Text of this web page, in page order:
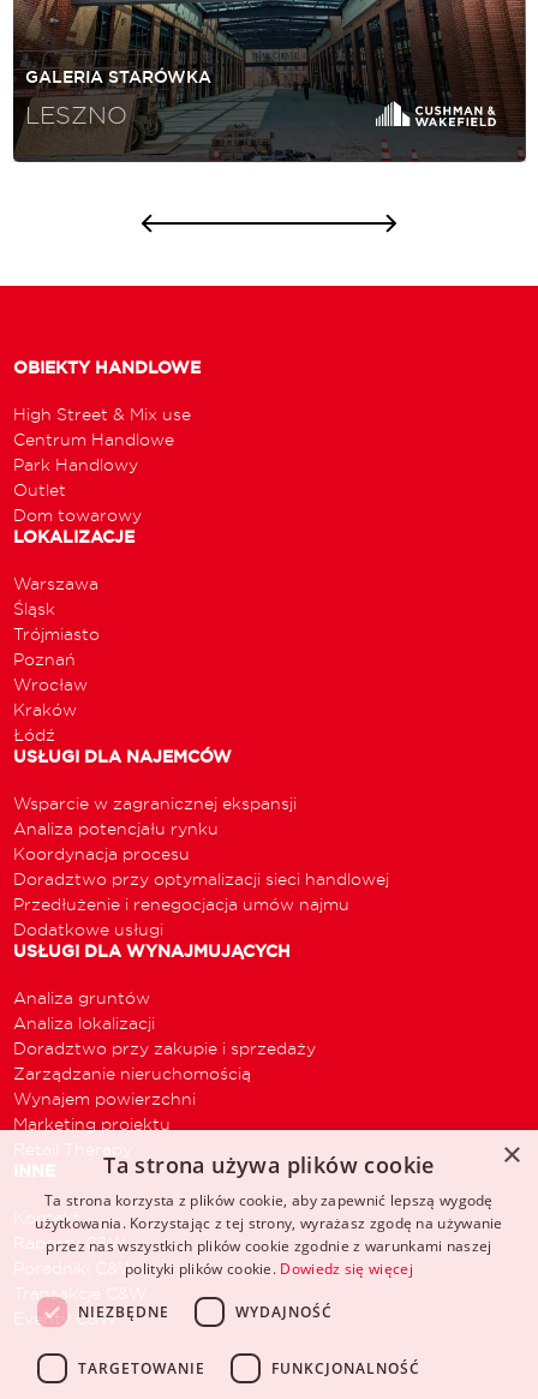
GALERIA STARÓWKA
LESZNO
OBIEKTY HANDLOWE
High Street & Mix use
Centrum Handlowe
Park Handlowy
Outlet
Dom towarowy
LOKALIZACJE
Warszawa
Śląsk
Trójmiasto
Poznań
Wrocław
Kraków
Łódź
USŁUGI DLA NAJEMCÓW
Wsparcie w zagranicznej ekspansji
Analiza potencjału rynku
Koordynacja procesu
Doradztwo przy optymalizacji sieci handlowej
Przedłużenie i renegocjacja umów najmu
Dodatkowe usługi
USŁUGI DLA WYNAJMUJĄCYCH
Analiza gruntów
Analiza lokalizacji
Doradztwo przy zakupie i sprzedaży
Zarządzanie nieruchomością
Wynajem powierzchni
Marketing projektu
Retail Therapy
INNE
Kontakt
Raporty C&W
Poradniki C&W
Transakcje C&W
Eventy C&W
×
Ta strona używa plików cookie
Ta strona korzysta z plików cookie, aby zapewnić lepszą wygodę
użytkowania. Korzystając z tej strony, wyrażasz zgodę na używanie
przez nas wszystkich plików cookie zgodnie z warunkami naszej
polityki plików cookie. Dowiedz się więcej
NIEZBĘDNE WYDAJNOŚĆ
TARGETOWANIE FUNKCJONALNOŚĆ